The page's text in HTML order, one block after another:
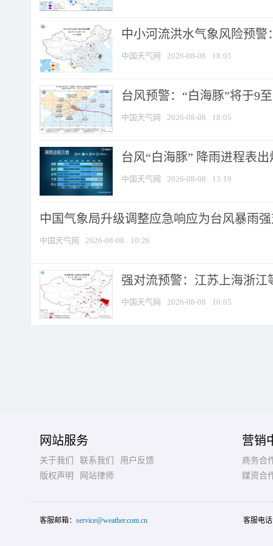
中小河流洪水气象风险预
中国天气网 2026-08-08 18:05
台风预警：“白海豚”将于9
中国天气网 2026-08-08 18:05
台风“白海豚” 降雨进程表
中国天气网 2026-08-08 13:19
中国气象局升级调整应急响应为台风暴雨
中国天气网 2026-08-08 10:26
强对流预警：江苏上海浙江
中国天气网 2026-08-08 10:05
网站服务
关于我们 联系我们
用户反馈
版权声明
网站律师
营销
商务合
媒资合
客服邮箱： service@weather.com.cn 客服电